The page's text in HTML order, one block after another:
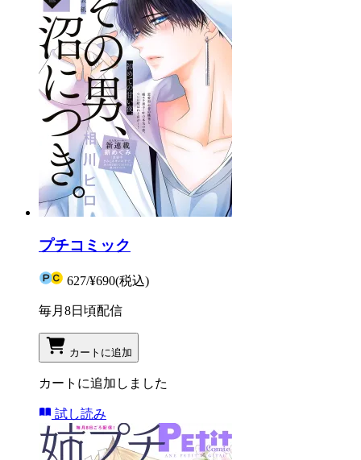
プチコミック
627/¥690(税込)
毎月8日頃配信
カートに追加
カートに追加しました
試し読み